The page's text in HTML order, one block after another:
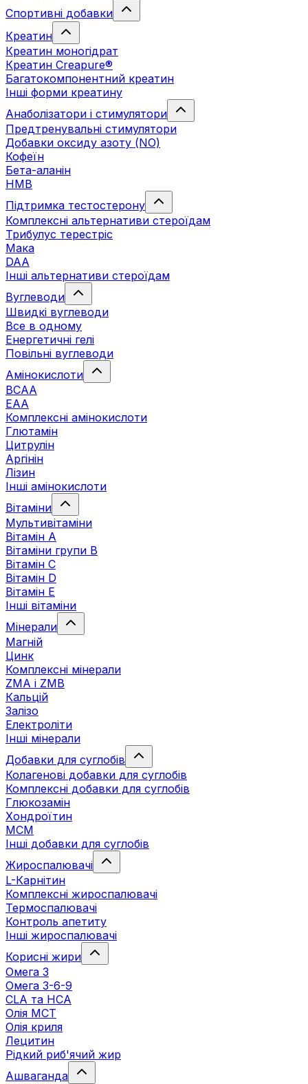
Спортивні добавки
Креатин
Креатин моногідрат
Креатин Creapure®
Багатокомпонентний креатин
Інші форми креатину
Анаболізатори і стимулятори
Предтренувальні стимулятори
Добавки оксиду азоту (NO)
Кофеїн
Бета-аланін
HMB
Підтримка тестостерону
Комплексні альтернативи стероїдам
Трибулус терестріс
Мака
DAA
Інші альтернативи стероїдам
Вуглеводи
Швидкі вуглеводи
Все в одному
Енергетичні гелі
Повільні вуглеводи
Амінокислоти
BCAA
EAA
Комплексні амінокислоти
Глютамін
Цитрулін
Аргінін
Лізин
Інші амінокислоти
Вітаміни
Мультивітаміни
Вітамін А
Вітаміни групи В
Вітамін C
Вітамін D
Вітамін Е
Інші вітаміни
Мінерали
Магній
Цинк
Комплексні мінерали
ZMA і ZMB
Кальцій
Залізо
Електроліти
Інші мінерали
Добавки для суглобів
Колагенові добавки для суглобів
Комплексні добавки для суглобів
Глюкозамін
Хондроїтин
МСМ
Інші добавки для суглобів
Жироспалювачі
L-Карнітин
Комплексні жироспалювачі
Термоспалювачі
Контроль апетиту
Інші жироспалювачі
Корисні жири
Омега 3
Омега 3-6-9
CLA та HCA
Олія МСТ
Олія криля
Лецитин
Рідкий риб'ячий жир
Ашваганда